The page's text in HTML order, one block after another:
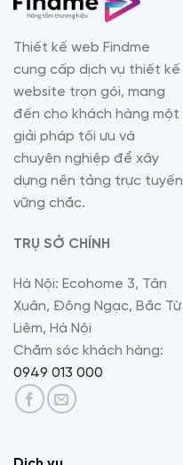
Thiết kế web Findme
cung cấp dịch vụ thiết kế
website trọn gói, mang
đến cho khách hàng một
giải pháp tối ưu và
chuyên nghiệp để xây
dựng nền tảng trực tuyến
vững chắc.
TRỤ SỞ CHÍNH
Hà Nội: Ecohome 3, Tân
Xuân, Đông Ngạc, Bắc Từ
Liêm, Hà Nội
Chăm sóc khách hàng:
0949 013 000